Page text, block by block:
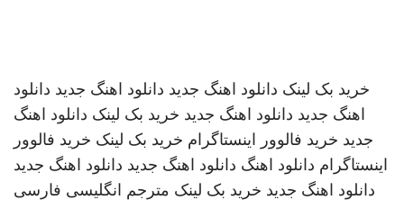
خرید بک لینک دانلود اهنگ جدید دانلود اهنگ جدید دانلود
اهنگ جدید دانلود اهنگ جدید خرید بک لینک دانلود اهنگ
جدید خرید فالوور اینستاگرام خرید بک لینک خرید فالوور
اینستاگرام دانلود اهنگ دانلود اهنگ جدید دانلود اهنگ جدید
دانلود اهنگ جدید خرید بک لینک مترجم انگلیسی فارسی